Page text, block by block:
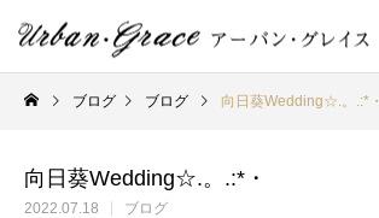
ブログ ブログ 向日葵Wedding☆.。.:*・
向日葵Wedding☆.。.:*・
2022.07.18 ブログ